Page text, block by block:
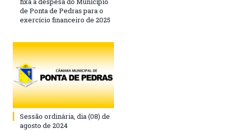
de Ponta de Pedras para o
exercício financeiro de 2025
Sessão ordinária, dia (08) de
agosto de 2024